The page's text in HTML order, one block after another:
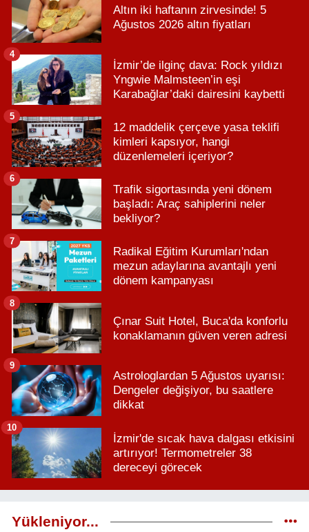
Altın iki haftanın zirvesinde! 5
Ağustos 2026 altın fiyatları
İzmir’de ilginç dava: Rock yıldızı
Yngwie Malmsteen’in eşi
Karabağlar’daki dairesini kaybetti
4
12 maddelik çerçeve yasa teklifi
kimleri kapsıyor, hangi
düzenlemeleri içeriyor?
5
Trafik sigortasında yeni dönem
başladı: Araç sahiplerini neler
bekliyor?
6
Radikal Eğitim Kurumları'ndan
mezun adaylarına avantajlı yeni
dönem kampanyası
7
Çınar Suit Hotel, Buca'da konforlu
konaklamanın güven veren adresi
8
Astrologlardan 5 Ağustos uyarısı:
Dengeler değişiyor, bu saatlere
dikkat
9
İzmir'de sıcak hava dalgası etkisini
artırıyor! Termometreler 38
dereceyi görecek
10
Yükleniyor...